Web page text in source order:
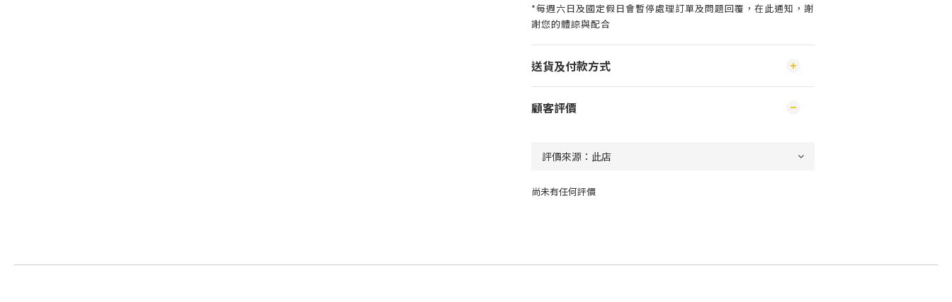
*每週六日及國定假日會暫停處理訂單及問題回覆，在此通知，謝
謝您的體諒與配合
送貨及付款方式
顧客評價
尚未有任何評價